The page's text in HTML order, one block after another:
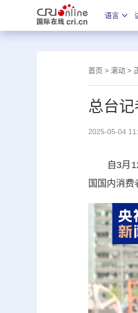
语言
首页 > 滚动 >
总台
2025-05-04
自3月12
国国内消费